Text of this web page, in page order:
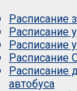
Расписание
Расписание
Расписание
Расписание
Расписание
автобуса